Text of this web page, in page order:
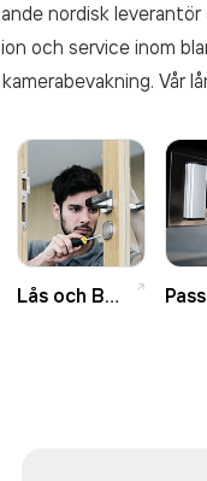
nordisk
och service inom
Vår
Lås och Beslag